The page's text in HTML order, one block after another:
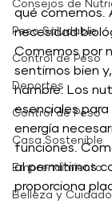
Consejos de
Peso Saludable
Control de Peso
Deportes
Control de Peso
Casa Sostenible
Emprendimiento
Belleza y
qué comemos.
necesidad
Comemos por
sentirnos bien
hambre. Los
esenciales
energía
funciones.
al permitirnos
proporciona